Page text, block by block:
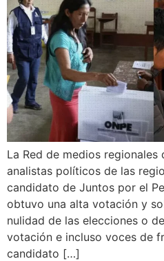
La Red de medios
analistas políticos de las
candidato de Juntos por el
obtuvo una alta votación y
nulidad de las elecciones o
votación e incluso voces de
candidato […]